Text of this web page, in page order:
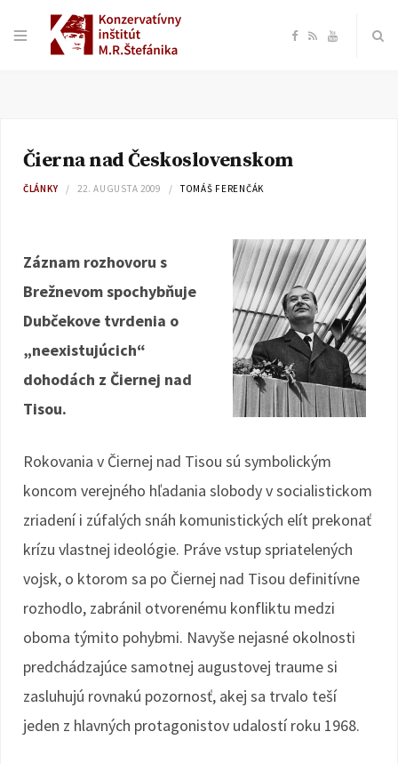
F
o
o
k
R Y
b
e
Čierna nad Československom
ČLÁNKY 22. AUGUSTA 2009 TOMÁŠ FERENČÁK
Záznam rozhovoru s
Brežnevom spochybňuje
Dubčekove tvrdenia o
„neexistujúcich“
dohodách z Čiernej nad
Tisou.
Rokovania v Čiernej nad Tisou sú symbolickým
koncom verejného hľadania slobody v socialistickom
zriadení i zúfalých snáh komunistických elít prekonať
krízu vlastnej ideológie. Práve vstup spriatelených
vojsk, o ktorom sa po Čiernej nad Tisou definitívne
rozhodlo, zabránil otvorenému konfliktu medzi
oboma týmito pohybmi. Navyše nejasné okolnosti
predchádzajúce samotnej augustovej traume si
zasluhujú rovnakú pozornosť, akej sa trvalo teší
jeden z hlavných protagonistov udalostí roku 1968.